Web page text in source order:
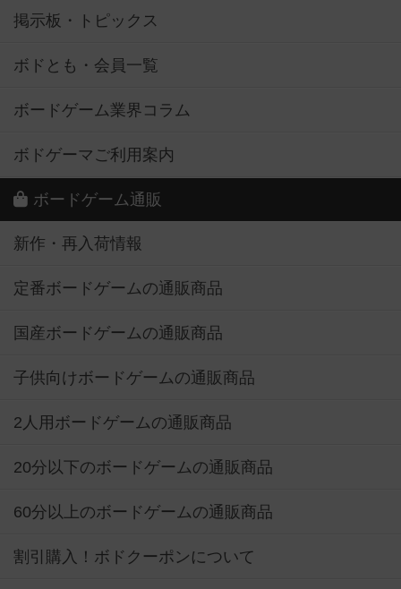
掲示板・トピックス
ボドとも・会員一覧
ボードゲーム業界コラム
ボドゲーマご利用案内
ボードゲーム通販
新作・再入荷情報
定番ボードゲームの通販商品
国産ボードゲームの通販商品
子供向けボードゲームの通販商品
2人用ボードゲームの通販商品
20分以下のボードゲームの通販商品
60分以上のボードゲームの通販商品
割引購入！ボドクーポンについて